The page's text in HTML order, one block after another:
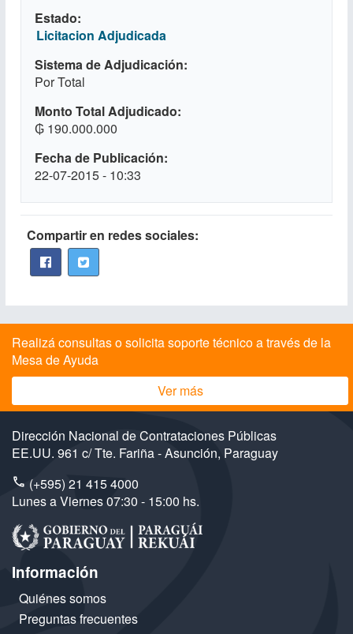
Estado
Licitacion Adjudicada
Sistema de Adjudicación
Por Total
Monto Total Adjudicado
₲ 190.000.000
Fecha de Publicación
22-07-2015 - 10:33
Compartir en redes sociales:
Realizá consultas o solicita soporte técnico a través de la
Mesa de Ayuda
Ver más
Dirección Nacional de Contrataciones Públicas
EE.UU. 961 c/ Tte. Fariña - Asunción, Paraguay
(+595) 21 415 4000
Lunes a Viernes 07:30 - 15:00 hs.
Información
Quiénes somos
Preguntas frecuentes